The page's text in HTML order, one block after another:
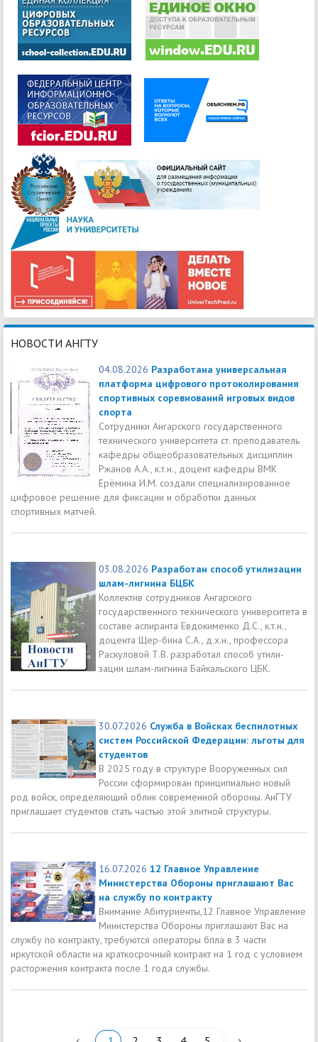
НОВОСТИ АНГТУ
04.08.2026 Разработана универсальная
платформа цифрового протоколирования
спортивных соревнований игровых видов
спорта
Сотрудники Ангарского государственного
технического университета ст. преподаватель
кафедры общеобразовательных дисциплин
Ржанов А.А., к.т.н., доцент кафедры ВМК
Ерёмина И.М. создали специализированное
цифровое решение для фиксации и обработки данных
спортивных матчей.
03.08.2026 Разработан способ утилизации
шлам-лигнина БЦБК
Коллектив сотрудников Ангарского
государственного технического университета в
составе аспиранта Евдокименко Д.С., к.т.н.,
доцента Щер-бина С.А., д.х.н., профессора
Раскуловой Т.В. разработал способ утили-
зации шлам-лигнина Байкальского ЦБК.
30.07.2026 Служба в Войсках беспилотных
систем Российской Федерации: льготы для
студентов
В 2025 году в структуре Вооруженных сил
России сформирован принципиально новый
род войск, определяющий облик современной обороны. АнГТУ
приглашает студентов стать частью этой элитной структуры.
16.07.2026 12 Главное Управление
Министерства Обороны приглашают Вас
на службу по контракту
Внимание Абитуриенты,12 Главное Управление
Министерства Обороны приглашают Вас на
службу по контракту, требуются операторы бпла в 3 части
иркутской области на краткосрочный контракт на 1 год с условием
расторжения контракта после 1 года службы.